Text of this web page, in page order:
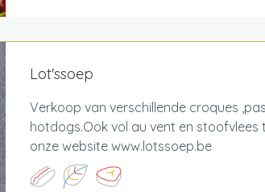
Lot'ssoep
Verkoop van verschillende croques
hotdogs.Ook vol au vent en
onze website www.lotssoep.be